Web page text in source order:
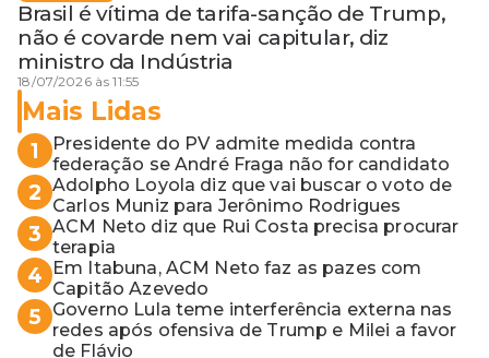
Brasil é vítima de tarifa-sanção de Trump,
não é covarde nem vai capitular, diz
ministro da Indústria
18/07/2026 às 11:55
Mais Lidas
1
Presidente do PV admite medida contra
federação se André Fraga não for candidato
2 Adolpho Loyola diz que vai buscar o voto de
Carlos Muniz para Jerônimo Rodrigues
3 ACM Neto diz que Rui Costa precisa procurar
terapia
4
Em Itabuna, ACM Neto faz as pazes com
Capitão Azevedo
5
Governo Lula teme interferência externa nas
redes após ofensiva de Trump e Milei a favor
de Flávio